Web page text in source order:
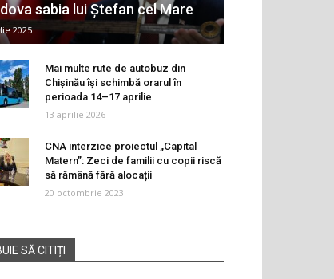
sabia lui Ștefan cel Mare
2025
Mai multe rute de autobuz din
Chișinău își schimbă orarul în
perioada 14–17 aprilie
13 aprilie 2026
CNA interzice proiectul „Capital
Matern”: Zeci de familii cu copii riscă
să rămână fără alocații
20 octombrie 2023
SĂ CITIȚI